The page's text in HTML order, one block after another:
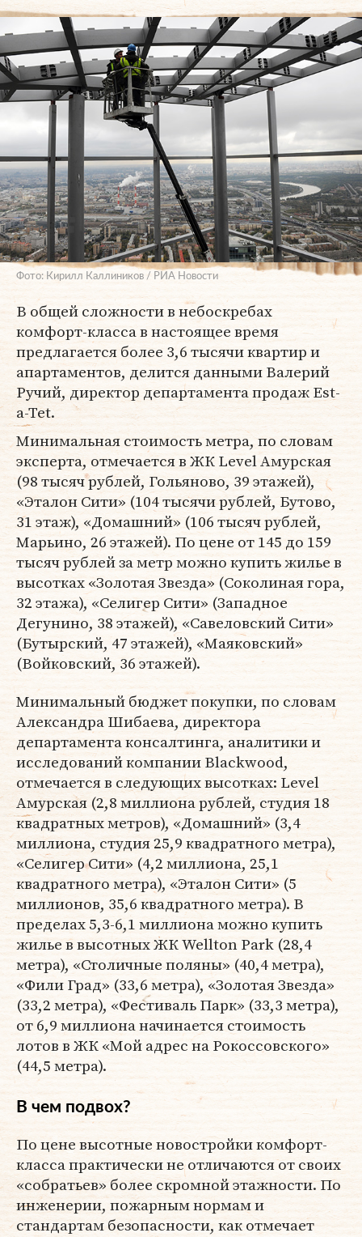
Фото: Кирилл Каллиников / РИА Новости
В общей сложности в небоскребах
комфорт-класса в настоящее время
предлагается более 3,6 тысячи квартир и
апартаментов, делится данными Валерий
Ручий, директор департамента продаж Est-
a-Tet.
Минимальная стоимость метра, по словам
эксперта, отмечается в ЖК Level Амурская
(98 тысяч рублей, Гольяново, 39 этажей),
«Эталон Сити» (104 тысячи рублей, Бутово,
31 этаж), «Домашний» (106 тысяч рублей,
Марьино, 26 этажей). По цене от 145 до 159
тысяч рублей за метр можно купить жилье в
высотках «Золотая Звезда» (Соколиная гора,
32 этажа), «Селигер Сити» (Западное
Дегунино, 38 этажей), «Савеловский Сити»
(Бутырский, 47 этажей), «Маяковский»
(Войковский, 36 этажей).
Минимальный бюджет покупки, по словам
Александра Шибаева, директора
департамента консалтинга, аналитики и
исследований компании Blackwood,
отмечается в следующих высотках: Level
Амурская (2,8 миллиона рублей, студия 18
квадратных метров), «Домашний» (3,4
миллиона, студия 25,9 квадратного метра),
«Селигер Сити» (4,2 миллиона, 25,1
квадратного метра), «Эталон Сити» (5
миллионов, 35,6 квадратного метра). В
пределах 5,3-6,1 миллиона можно купить
жилье в высотных ЖК Wellton Park (28,4
метра), «Столичные поляны» (40,4 метра),
«Фили Град» (33,6 метра), «Золотая Звезда»
(33,2 метра), «Фестиваль Парк» (33,3 метра),
от 6,9 миллиона начинается стоимость
лотов в ЖК «Мой адрес на Рокоссовского»
(44,5 метра).
В чем подвох?
По цене высотные новостройки комфорт-
класса практически не отличаются от своих
«собратьев» более скромной этажности. По
инженерии, пожарным нормам и
стандартам безопасности, как отмечает